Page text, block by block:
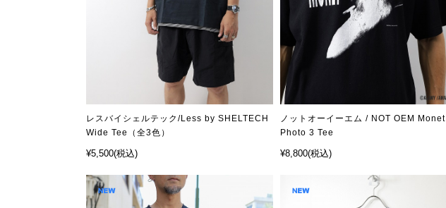
レスバイシェルテック/Less by SHELTECH
Wide Tee（全3色）
¥5,500(税込)
ノットオーイーエム / NOT OEM Monet
Photo 3 Tee
¥8,800(税込)